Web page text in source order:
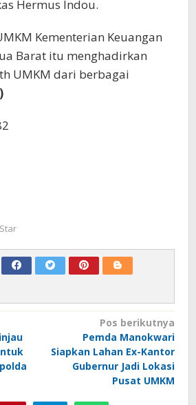
Hermus Indou.
Kementerian Keuangan
Barat itu menghadirkan
UMKM dari berbagai
Pos berikutnya
Pemda Manokwari
Siapkan Lahan Ex-Kantor
Gubernur Jadi Lokasi
Pusat UMKM